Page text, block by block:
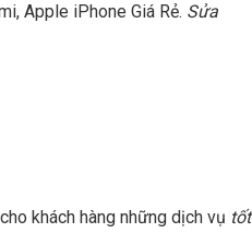
Apple iPhone Giá Rẻ. Sửa
khách hàng những dịch vụ tốt